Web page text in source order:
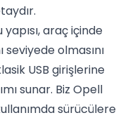
araç içinde
olmasını
USB girişlerine
sunar. Biz Opell
sürücülere